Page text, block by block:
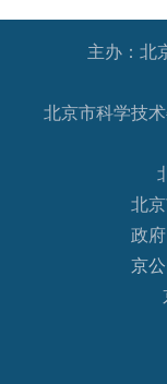
生态环境部 住房
农业农村部 商务
国
国务院国有资产监
主办：北
北京市科学技
北
政
京